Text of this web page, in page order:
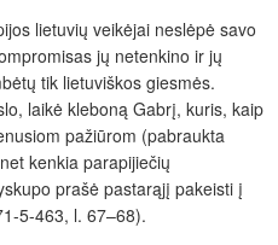
lietuvių veikėjai neslėpė savo
jų netenkino ir jų
tik lietuviškos giesmės.
laikė kleboną Gabrį, kuris, kaip
pažiūrom (pabraukta
kenkia parapijiečių
prašė pastarąjį pakeisti į
5-463, l. 67–68).